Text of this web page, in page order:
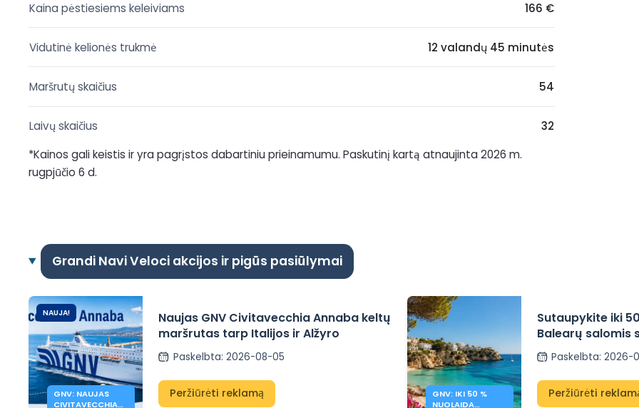
Kaina pėstiesiems keleiviams 166 €
Vidutinė kelionės trukmė 12 valandų 45 minutės
Maršrutų skaičius 54
Laivų skaičius
32
*Kainos gali keistis ir yra pagrįstos dabartiniu prieinamumu. Paskutinį kartą atnaujinta 2026 m.
rugpjūčio 6 d.
Grandi Navi Veloci akcijos ir pigūs pasiūlymai
NAUJA!
GNV: NAUJAS
CIVITAVECCHIA
Naujas GNV Civitavecchia Annaba keltų
maršrutas tarp Italijos ir Alžyro
Paskelbta: 2026-08-05
Peržiūrėti reklamą
GNV: IKI 50 %
NUOLAIDA
Sutaupykite iki
Balearų salomis
Paskelbta:2026-
Peržiūrėti